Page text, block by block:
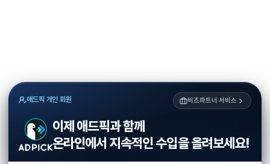
애드픽 개인 회원 비즈파트너 서비스
이제 애드픽과 함께
온라인에서 지속적인 수입을 올려보세요!